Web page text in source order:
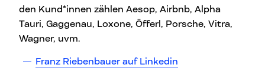
den Kund*innen zählen Aesop, Airbnb, Alpha
Tauri, Gaggenau, Loxone, Öfferl, Porsche, Vitra,
Wagner, uvm.
Franz Riebenbauer auf Linkedin